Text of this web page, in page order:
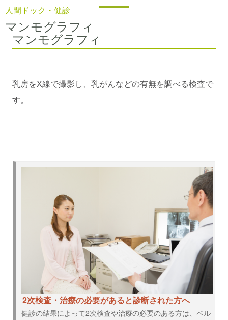
人間ドック・健診
マンモグラフィ
マンモグラフィ
乳房をX線で撮影し、乳がんなどの有無を調べる検査で
す。
2次検査・治療の必要があると診断された方へ
健診の結果によって2次検査や治療の必要のある方は、ベル